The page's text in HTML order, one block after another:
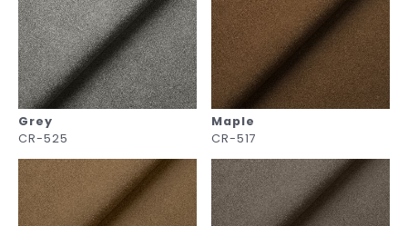
Grey
CR-525
Maple
CR-517